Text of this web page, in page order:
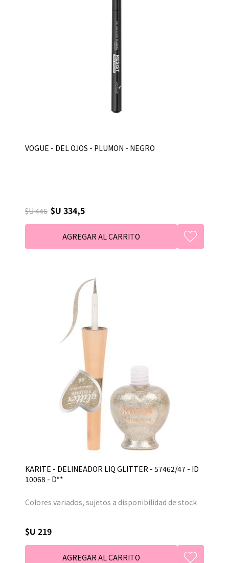
VOGUE - DEL OJOS - PLUMON - NEGRO
$U 446 $U 334,5
KARITE - DELINEADOR LIQ GLITTER - 57462/47 - ID
10068 - D**
Colores variados, sujetos a disponibilidad de stock
$U 219